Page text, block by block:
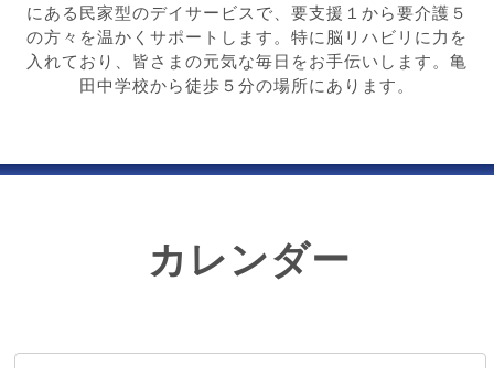
にある民家型のデイサービスで、要支援１から要介護５
の方々を温かくサポートします。特に脳リハビリに力を
入れており、皆さまの元気な毎日をお手伝いします。亀
田中学校から徒歩５分の場所にあります。
カレンダー